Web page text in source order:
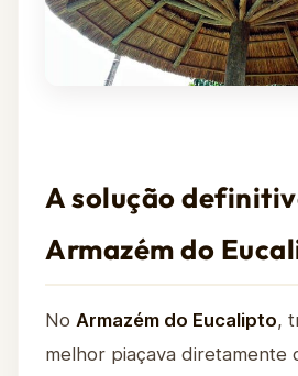
A solução
Armazém do
No Armazém do Eucalipto,
melhor piaçava diretamente